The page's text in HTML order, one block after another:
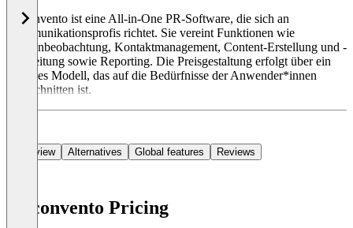
myconvento ist eine All-in-One PR-Software, die sich an
Kommunikationsprofis richtet. Sie vereint Funktionen wie
Medienbeobachtung, Kontaktmanagement, Content-Erstellung und -
Verbreitung sowie Reporting. Die Preisgestaltung erfolgt über ein
flexibles Modell, das auf die Bedürfnisse der Anwender*innen
zugeschnitten ist.
Overview Alternatives Global features Reviews
myconvento Pricing